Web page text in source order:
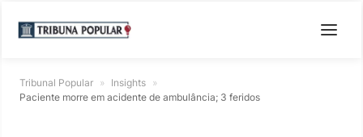
Tribunal Popular » Insights »
Paciente morre em acidente de ambulância; 3 feridos